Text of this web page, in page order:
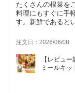
たくさんの根菜を
料理にもすぐに手
す。新鮮であると
注文日：2026/06/08
【レビュ
ミールキ